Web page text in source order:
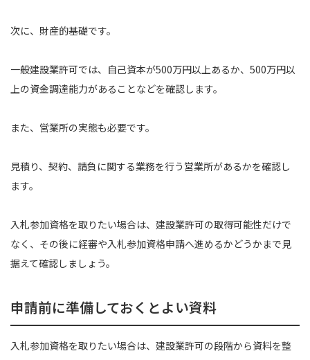
次に、財産的基礎です。
一般建設業許可では、自己資本が500万円以上あるか、500万円以
上の資金調達能力があることなどを確認します。
また、営業所の実態も必要です。
見積り、契約、請負に関する業務を行う営業所があるかを確認し
ます。
入札参加資格を取りたい場合は、建設業許可の取得可能性だけで
なく、その後に経審や入札参加資格申請へ進めるかどうかまで見
据えて確認しましょう。
申請前に準備しておくとよい資料
入札参加資格を取りたい場合は、建設業許可の段階から資料を整